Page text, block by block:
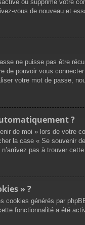
ou supprimé votre
vous de nouveau et
ne puisse pas être
de pouvoir vous
votre mot de passe,
?
de moi » lors de votre
la case « Se souvenir
pas à trouver
» ?
cookies générés par
fonctionnalité a été